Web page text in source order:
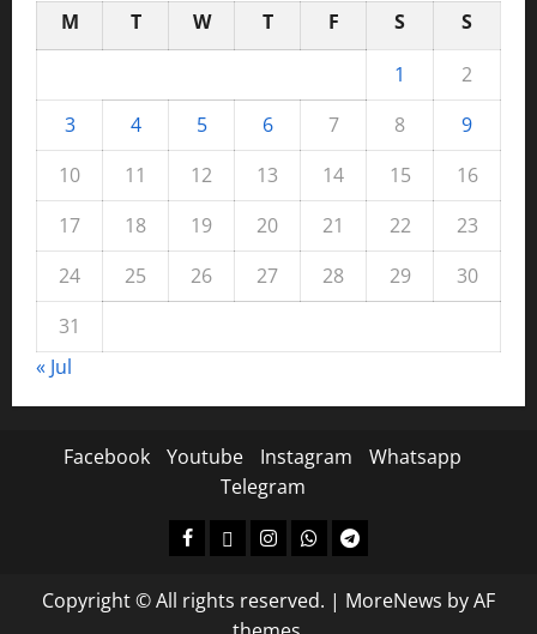
M T W T F S
S
1
2
3
4 5 6 7 8
9
10
11 12 13 14 15
16
17
18 19 20 21 22
23
24
25 26 27 28 29
30
31
« Jul
Facebook Youtube Instagram
Whatsapp
Telegram
Copyright © All rights reserved. | MoreNews by AF